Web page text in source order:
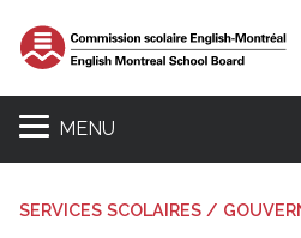
MENU
SERVICES SCOLAIRES /